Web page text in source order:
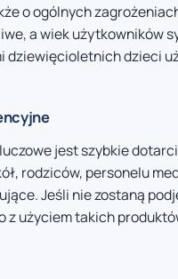
o ogólnych
a wiek użytkowników
dziewięcioletnich dzieci
jest szybkie
rodziców, personelu
Jeśli nie zostaną
z użyciem takich